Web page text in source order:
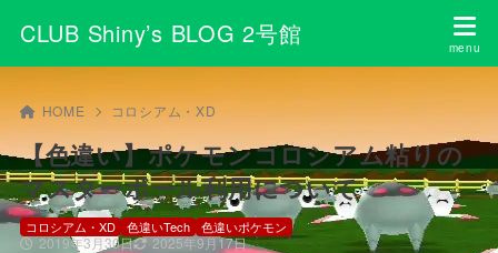
CLUB Shiny’s BLOG 2号館
HOME コロシアム・XD
【色違い】ポケモンコロシアム粘りの
マスターボール利用について
2019年3月30日 2025年9月17日
コロシアム・XD 色違いTech 色違いポケモン